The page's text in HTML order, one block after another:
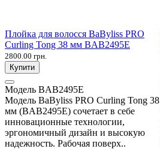
Плойка для волосся BaByliss PRO
Curling Tong 38 мм BAB2495E
2800.00 грн.
Купити
Модель BAB2495E
Модель BaByliss PRO Curling Tong 38
мм (BAB2495E) сочетает в себе
инновационные технологии,
эргономичный дизайн и высокую
надежность. Рабочая поверх..